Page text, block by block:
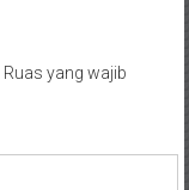
Ruas yang wajib